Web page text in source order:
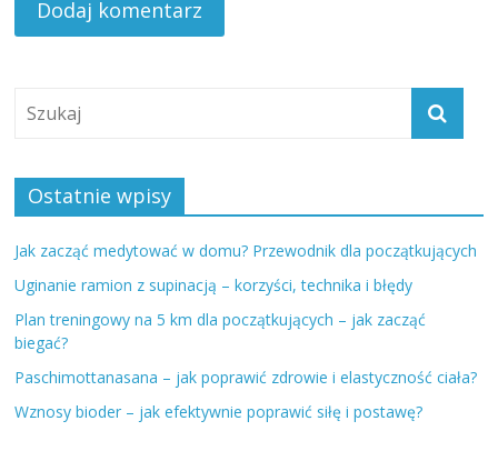
Ostatnie wpisy
Jak zacząć medytować w domu? Przewodnik dla początkujących
Uginanie ramion z supinacją – korzyści, technika i błędy
Plan treningowy na 5 km dla początkujących – jak zacząć
biegać?
Paschimottanasana – jak poprawić zdrowie i elastyczność ciała?
Wznosy bioder – jak efektywnie poprawić siłę i postawę?